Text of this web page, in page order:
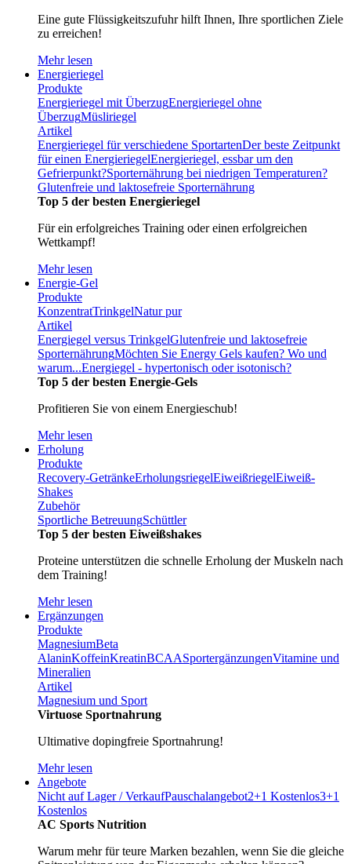
Eine gute Flüssigkeitszufuhr hilft Ihnen, Ihre sportlichen Ziele
zu erreichen!
Mehr lesen
Energieriegel
Produkte
Energieriegel mit ÜberzugEnergieriegel ohne
ÜberzugMüsliriegel
Artikel
Energieriegel für verschiedene SportartenDer beste Zeitpunkt
für einen EnergieriegelEnergieriegel, essbar um den
Gefrierpunkt?Sporternährung bei niedrigen Temperaturen?
Glutenfreie und laktosefreie Sporternährung
Top 5 der besten Energieriegel
Für ein erfolgreiches Training oder einen erfolgreichen
Wettkampf!
Mehr lesen
Energie-Gel
Produkte
KonzentratTrinkgelNatur pur
Artikel
Energiegel versus TrinkgelGlutenfreie und laktosefreie
SporternährungMöchten Sie Energy Gels kaufen? Wo und
warum...Energiegel - hypertonisch oder isotonisch?
Top 5 der besten Energie-Gels
Profitieren Sie von einem Energieschub!
Mehr lesen
Erholung
Produkte
Recovery-GetränkeErholungsriegelEiweißriegelEiweiß-
Shakes
Zubehör
Sportliche BetreuungSchüttler
Top 5 der besten Eiweißshakes
Proteine unterstützen die schnelle Erholung der Muskeln nach
dem Training!
Mehr lesen
Ergänzungen
Produkte
MagnesiumBeta
AlaninKoffeinKreatinBCAASportergänzungenVitamine und
Mineralien
Artikel
Magnesium und Sport
Virtuose Sportnahrung
Ultimative dopingfreie Sportnahrung!
Mehr lesen
Angebote
Nicht auf Lager / VerkaufPauschalangebot2+1 Kostenlos3+1
Kostenlos
AC Sports Nutrition
Warum mehr für teure Marken bezahlen, wenn Sie die gleiche